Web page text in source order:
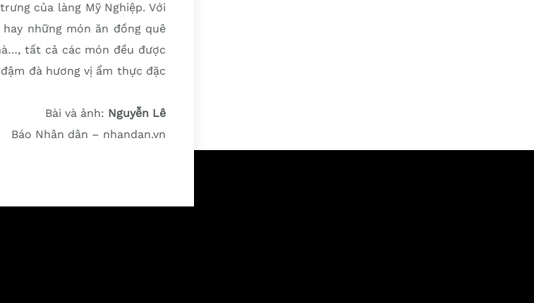
của làng Mỹ Nghiệp. Với
những món ăn đồng quê
tất cả các món đều được
đà hương vị ẩm thực đặc
Bài và ảnh: Nguyễn Lê
Báo Nhân dân – nhandan.vn